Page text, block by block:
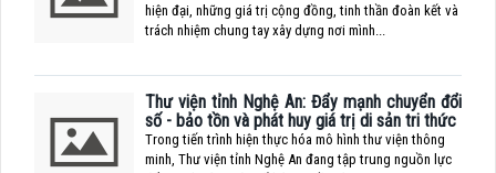
hiện đại, những giá trị cộng đồng, tinh thần đoàn kết và
trách nhiệm chung tay xây dựng nơi mình...
Thư viện tỉnh Nghệ An: Đẩy mạnh chuyển đổi
số - bảo tồn và phát huy giá trị di sản tri thức
Trong tiến trình hiện thực hóa mô hình thư viện thông
minh, Thư viện tỉnh Nghệ An đang tập trung nguồn lực